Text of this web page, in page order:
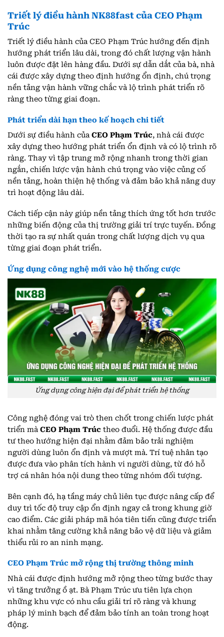
Triết lý điều hành NK88fast của CEO Phạm
Trúc
Triết lý điều hành của CEO Phạm Trúc hướng đến định
hướng phát triển lâu dài, trong đó chất lượng vận hành
luôn được đặt lên hàng đầu. Dưới sự dẫn dắt của bà, nhà
cái được xây dựng theo định hướng ổn định, chú trọng
nền tảng vận hành vững chắc và lộ trình phát triển rõ
ràng theo từng giai đoạn.
Phát triển dài hạn theo kế hoạch chi tiết
Dưới sự điều hành của CEO Phạm Trúc, nhà cái được
xây dựng theo hướng phát triển ổn định và có lộ trình rõ
ràng. Thay vì tập trung mở rộng nhanh trong thời gian
ngắn, chiến lược vận hành chú trọng vào việc củng cố
nền tảng, hoàn thiện hệ thống và đảm bảo khả năng duy
trì hoạt động lâu dài.
Cách tiếp cận này giúp nền tảng thích ứng tốt hơn trước
những biến động của thị trường giải trí trực tuyến. Đồng
thời tạo ra sự nhất quán trong chất lượng dịch vụ qua
từng giai đoạn phát triển.
Ứng dụng công nghệ mới vào hệ thống cược
Ứng dụng công hiện đại để phát triển hệ thống
Công nghệ đóng vai trò then chốt trong chiến lược phát
triển mà CEO Phạm Trúc theo đuổi. Hệ thống được đầu
tư theo hướng hiện đại nhằm đảm bảo trải nghiệm
người dùng luôn ổn định và mượt mà. Trí tuệ nhân tạo
được đưa vào phân tích hành vi người dùng, từ đó hỗ
trợ cá nhân hóa nội dung theo từng nhóm đối tượng.
Bên cạnh đó, hạ tầng máy chủ liên tục được nâng cấp để
duy trì tốc độ truy cập ổn định ngay cả trong khung giờ
cao điểm. Các giải pháp mã hóa tiên tiến cũng được triển
khai nhằm tăng cường khả năng bảo vệ dữ liệu và giảm
thiểu rủi ro an ninh mạng.
CEO Phạm Trúc mở rộng thị trường thông minh
Nhà cái được định hướng mở rộng theo từng bước thay
vì tăng trưởng ồ ạt. Bà Phạm Trúc ưu tiên lựa chọn
những khu vực có nhu cầu giải trí rõ ràng và khung
pháp lý minh bạch để đảm bảo tính an toàn trong hoạt
động.